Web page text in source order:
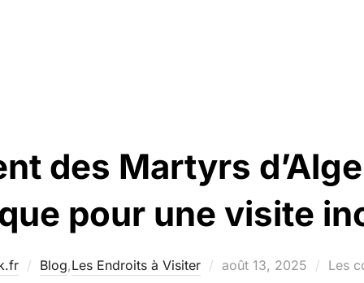
des Martyrs
pour une visite
Blog,Les Endroits à Visiter
Publié
août 13, 2025 Les